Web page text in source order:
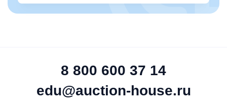
8 800 600 37 14
edu@auction-house.ru